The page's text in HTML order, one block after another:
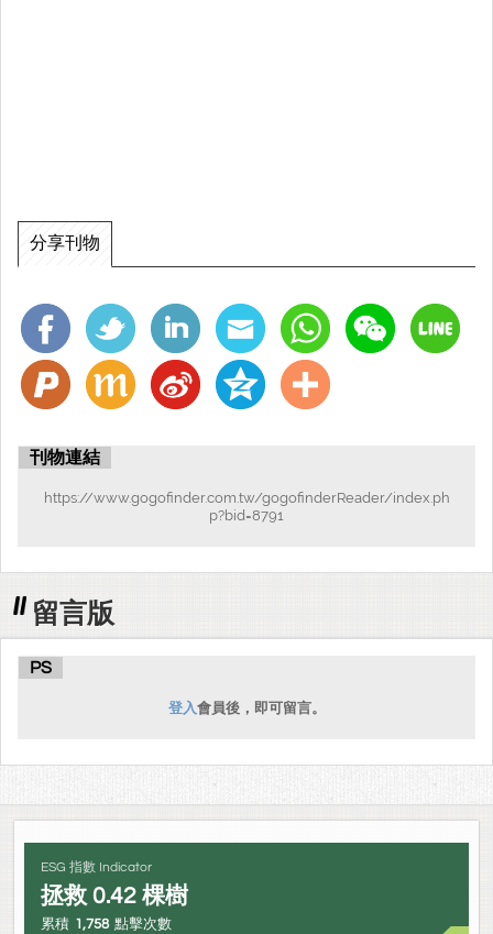
分享刊物
刊物連結
https://www.gogofinder.com.tw/gogofinderReader/index.ph
p?bid=8791
留言版
PS
登入會員後，即可留言。
ESG 指數 Indicator
拯救 0.42 棵樹
累積 1,758 點擊次數